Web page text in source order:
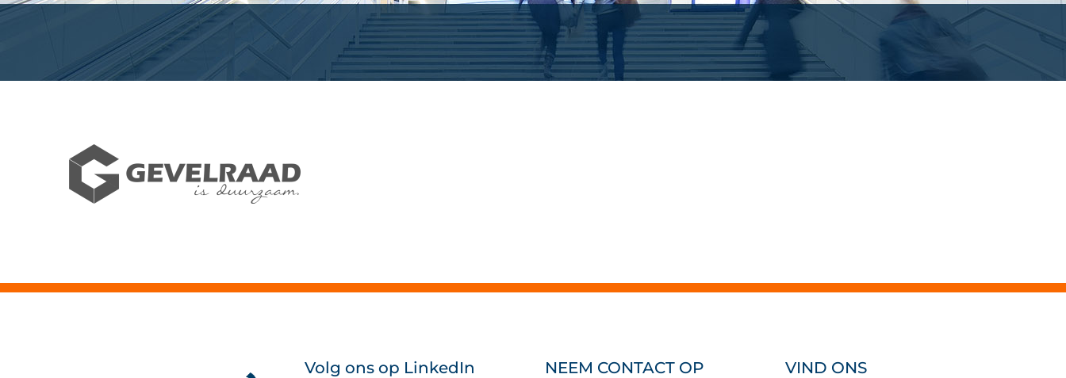
Volg ons op LinkedIn NEEM CONTACT OP VIND ONS